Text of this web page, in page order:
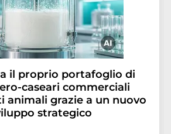
il proprio portafoglio di
caseari commerciali
animali grazie a un nuovo
strategico